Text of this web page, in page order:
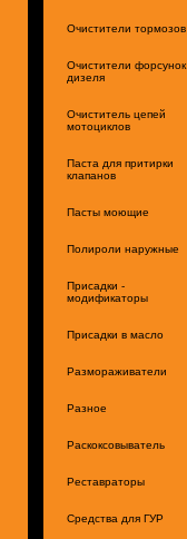
Очистители тормозов
Очистители форсунок
дизеля
Очиститель цепей
мотоциклов
Паста для притирки
клапанов
Пасты моющие
Полироли наружные
Присадки -
модификаторы
Присадки в масло
Размораживатели
Разное
Раскоксовыватель
Реставраторы
Средства для ГУР